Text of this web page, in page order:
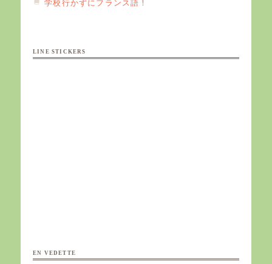
学校行かずにフランス語！
LINE STICKERS
EN VEDETTE